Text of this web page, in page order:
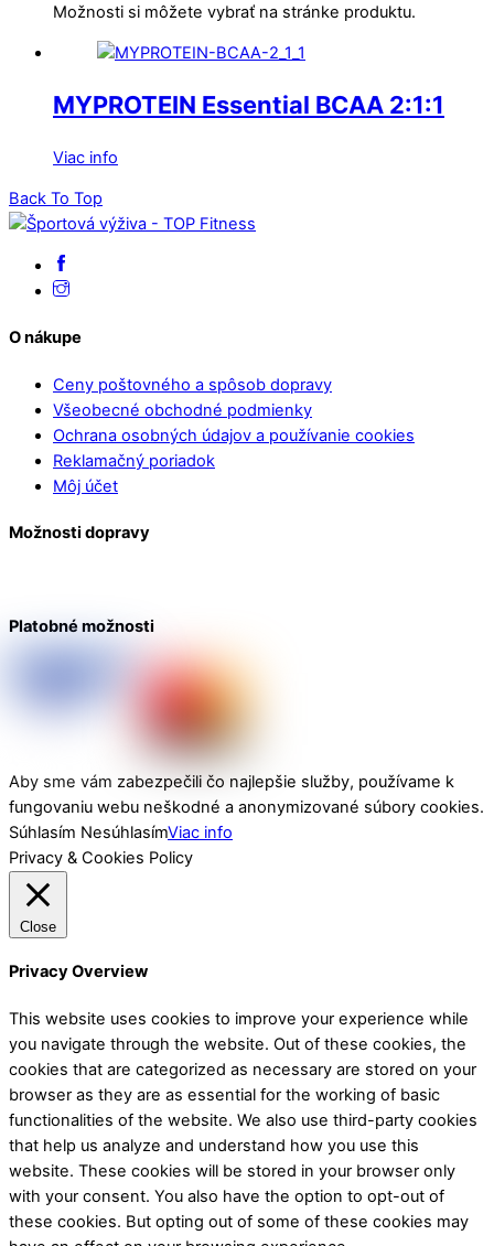
Možnosti si môžete vybrať na stránke produktu.
MYPROTEIN Essential BCAA 2:1:1
Viac info
Back To Top
O nákupe
Ceny poštovného a spôsob dopravy
Všeobecné obchodné podmienky
Ochrana osobných údajov a používanie cookies
Reklamačný poriadok
Môj účet
Možnosti dopravy
Platobné možnosti
Aby sme vám zabezpečili čo najlepšie služby, používame k
fungovaniu webu neškodné a anonymizované súbory cookies.
Súhlasím NesúhlasímViac info
Privacy & Cookies Policy
Close
Privacy Overview
This website uses cookies to improve your experience while
you navigate through the website. Out of these cookies, the
cookies that are categorized as necessary are stored on your
browser as they are as essential for the working of basic
functionalities of the website. We also use third-party cookies
that help us analyze and understand how you use this
website. These cookies will be stored in your browser only
with your consent. You also have the option to opt-out of
these cookies. But opting out of some of these cookies may